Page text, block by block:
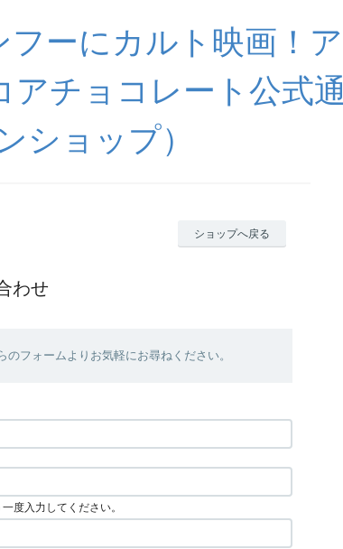
ーにカルト映画！ア
チョコレート公式通
ショップ）
ショップへ戻る
わせ
フォームよりお気軽にお尋ねください。
度入力してください。